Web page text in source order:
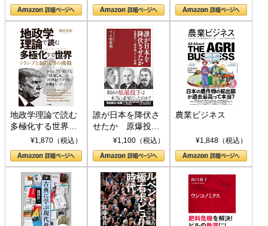
地政学理論で読む
多極化する世界：
トランプとBRICS
の挑戦
¥1,870（税込）
誰が日本を降伏さ
せたか 原爆投
下、ソ連参戦、そ
して聖断 (PHP新
書)
¥1,100（税込）
農業ビジネス
¥1,848（税込）